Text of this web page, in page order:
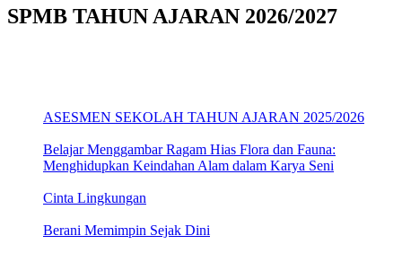
SPMB TAHUN AJARAN 2026/2027
ASESMEN SEKOLAH TAHUN AJARAN 2025/2026
Belajar Menggambar Ragam Hias Flora dan Fauna:
Menghidupkan Keindahan Alam dalam Karya Seni
Cinta Lingkungan
Berani Memimpin Sejak Dini